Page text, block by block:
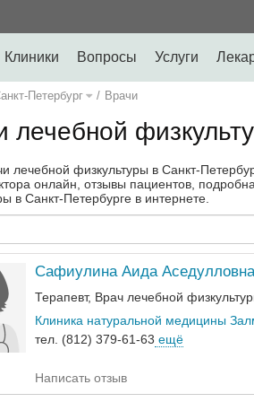
Клиники Вопросы Услуги
Петербург / Врачи
лечебной
лечебной физкультуры в Санкт-
онлайн, отзывы пациентов,
в Санкт-Петербурге в интернете.
Сафиулина Аида Аседулловна
Терапевт Врач лечебной
Клиника натуральной медицины
тел. (812) 379-61-63 ещё
Написать отзыв